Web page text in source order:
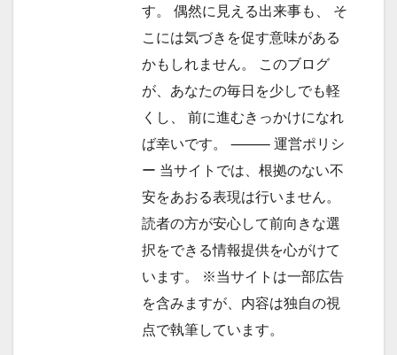
す。 偶然に見える出来事も、 そ
こには気づきを促す意味がある
かもしれません。 このブログ
が、あなたの毎日を少しでも軽
くし、 前に進むきっかけになれ
ば幸いです。 ⸻ 運営ポリシ
ー 当サイトでは、根拠のない不
安をあおる表現は行いません。
読者の方が安心して前向きな選
択をできる情報提供を心がけて
います。 ※当サイトは一部広告
を含みますが、内容は独自の視
点で執筆しています。